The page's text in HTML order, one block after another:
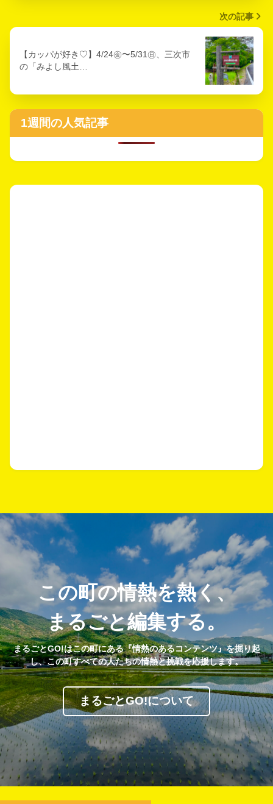
次の記事
【カッパが好き♡】4/24㊎〜5/31㊐、三次市
の「みよし風土…
1週間の人気記事
この町の情熱を熱く、
まるごと編集する。
まるごとGO!はこの町にある『情熱のあるコンテンツ』を掘り起
し、この町すべての人たちの情熱と挑戦を応援します。
まるごとGO!について